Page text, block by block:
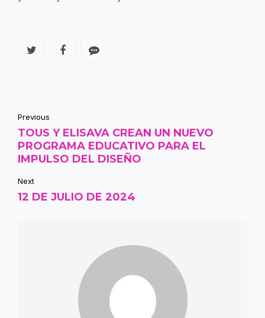
Previous
TOUS Y ELISAVA CREAN UN NUEVO
PROGRAMA EDUCATIVO PARA EL
IMPULSO DEL DISEÑO
Next
12 DE JULIO DE 2024